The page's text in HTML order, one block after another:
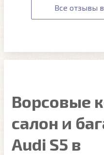
Все отзывы
Ворсовые
салон и
Audi S5 в